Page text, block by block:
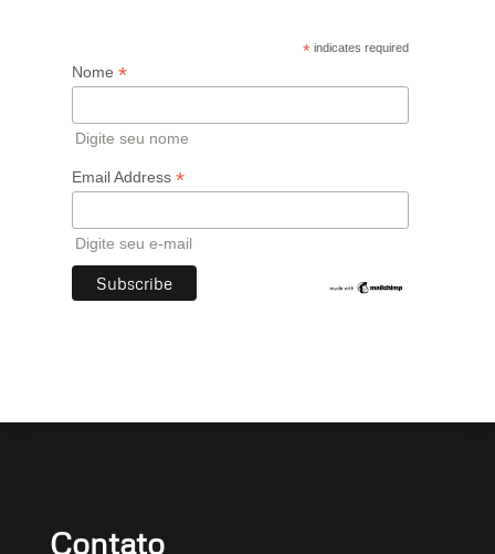
* indicates required
Nome *
Digite seu nome
Email Address *
Digite seu e-mail
Contato